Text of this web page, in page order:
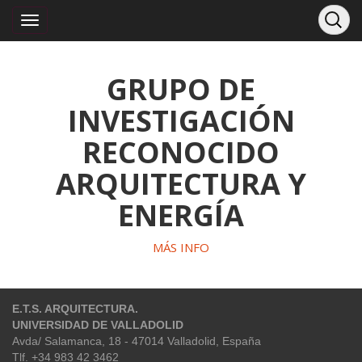
GRUPO DE
INVESTIGACIÓN
RECONOCIDO
ARQUITECTURA Y
ENERGÍA
MÁS INFO
E.T.S. ARQUITECTURA.
UNIVERSIDAD DE VALLADOLID
Avda/ Salamanca, 18 - 47014 Valladolid, España
Tlf. +34 983 42 3462